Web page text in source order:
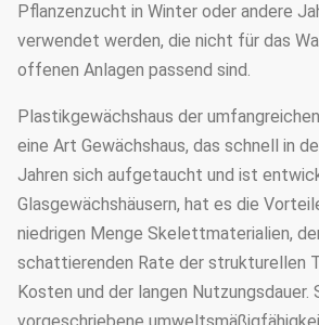
Pflanzenzucht in Winter oder andere
verwendet werden, die nicht für das
offenen Anlagen passend sind.
Plastikgewächshaus der
eine Art Gewächshaus, das schnell in
Jahren sich aufgetaucht und ist
Glasgewächshäusern, hat es die
niedrigen Menge Skelettmaterialien,
schattierenden Rate der strukturellen
Kosten und der langen Nutzungsdauer.